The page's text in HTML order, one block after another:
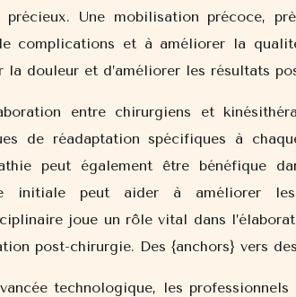
Une mobilisation précoce,
complications et à améliorer la
la douleur et d’améliorer les résultats
entre chirurgiens et
de réadaptation spécifiques à
peut également être bénéfique
initiale peut aider à améliorer
joue un rôle vital dans
post-chirurgie. Des {anchors} vers
technologique, les